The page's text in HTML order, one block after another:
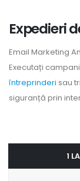
Expedieri
Email Marketing
Executați
întreprinderi sau
siguranță prin
1